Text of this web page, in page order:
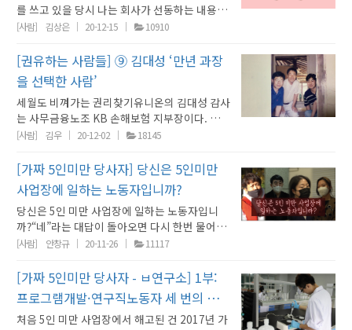
출연 하도록 되어 있습니다. 그래서 'PD와 계약
을 했다', '프로그램별로 계약을 했다' 이런 말이
인' 서명자를 보면 회사의 간부, 책임있는 간부
가 그 수임인입니다. 그래서 저는 프로그램별로
프로그램 PD와 계약을 한 게 아닌데 그런 주장
을 왜 하는지... 그러니까 결국에는 근로자성을
위장하려는 시도라고 생각할 수밖에 없는 상황
입니다. ● 그렇다면, 방송국이 프리랜서 아나운
는 심적으로만 느끼고 있던 건데 결국에는 책임
있게 고용을 하지 않기 위해서 값싸게 인력을 쓰
고 값싸게 버리기 위해서였다는 걸 지난해 4월
부터 제가 겪은 일들을 통해서 알았고 또 권리찾
기유니온을 통해서 여러 가지 공부를 하고 알고
깨닫게 되면서 결국에는 제 근로자성을 위장하
규직보다 많이 시키고 사실 정규직들은 또 일이
너무 많아지면 회사에 또 항의도 할 수 있고 조정
도 할 수 있는데 프리랜서들은 업무를 거부하는
순간 그 다음 업무는 사실 없다고 봐야 되거든요.
앞으로의 삶에서도 어떤 지침으로 삼을 수 있을
것 같아요. ● 마지막으로 하고 싶은 말씀이 있
라고 말씀하셨지만 정말 감사한 마음입니다. 권
리찾기유니온이 아니었다면 할 수 없는 경험들
이었습니다. 금전적인 부담을 덜어주신 것도 당
연히 감사하지만, 이 과정의 의미를 이해해주고
뜻을 함께해주는 사람과 단체가 있다는 게 정말
든든했어요. < 권리찾기에 나서다 > 1. 사업장
산업(유치원)○ 규모 : 5인 이상 10인 미만○ 지
역 : 부산 2. 당사자 정보 ○ 법률구제 분류 : 가짜
3.3 근로자지위확인 공동진정 13호○ 사건진행
: 부산지방고용노동청 부산북부고용지청 진정
○ 직종 : 학원강사(영어유치원강사)○ 근무 기
간 : 1년 3. 가짜 3.3 위장 ○ 계약의 형식 : 일반
세(3.3%)○ 위장유형 : 무작정형(A형)○ 위장수
법 : 근로계약서 작성하고도 사업소득세 신고 4.
근로기준 (Fact 코드) F1-5. [급여지급] 근무시
간이나 유급으로 처리되지 못하는 공짜노동을
났습니다. 모두가, 유소년 지도자 선생님들이 쉬
쉬하고 '좋은 게 좋은 거'라고 그냥 넘어가고 오
고 난 다음에 거꾸로 역행을 간다 하더라고요. 계
약서에 퇴직금이 없는 걸로 오히려 계약서를 쓰
라고. 현직에 종사하는 지도자 선생님들은 쓰라
고 하니까 안 쓸 수도 없는 부분이잖아요. 우리
유소년 지도자들 그나마 일했으면 퇴직금 정도
는 주게 해야한다고 생각합니다. 프로축구단에
이 프로답지 못하게 거꾸로 역행을 하는 현실이
안타까울 뿐입니다. 우리도 다 가정이 있고 생활
을 해야 하는 상황에서, 그런 문제가 해결 안 되
는데 어떻게 선수를 마음 놓고 편안하게 지도할
수가 있겠습니까? 1년 하고 나면 또 어떻게 될지
모르고, 또 1년 하고 나면 어떻게 될지 모르고.
도 있지만, 지금 현재 현직에 (몸) 담고 있는 프로
구단 유스 뿐만 아니고 온 사회가 조금 더 밝아지
고 좀 투명해졌으면 좋겠습니다. 그리고 제일 큰
고용불안 문제, 그런 부분에서 축구를 사랑하는
대보험 가입하는거 하고 3.3%가 있는데 이건 그
냥 세금을 바로 내 급여에서 바로 공제해버린다
생각을 했어요. 그러니까 원래는 3.3%가 프리랜
서인데, 저는 그렇게 생각을 안 하고 나는 여기
고용이 됐지만 내가 3.3%에 대한 (노동자로서)
세금을 낸다고 그렇게 생각을 했었죠. 그 다음에
수령액이 4대보험 가입 하게 되면 거의 한 10%
정도가 공제가 되잖아요. 3.3%는 그것만 공제하
차이가 굉장히 와닿아요. 당장은 3.3% 떼니까
내가 들어오는 돈이 많은 것 같지만 권리찾기 노
무사님한테 도움 받아서 프로그램 해서 설명을
쫙 들어보니까 너무나 많이 몰랐던 거예요. 그 연
장근무 수당이 얼마였고 국민연금 이런거 나중
에 수령해야되는 금액들 그런 거를 생각을 못하
울했었어요. 우리가 당장 3.3%(세금)만 낸다고
생각했는데 이렇게 많이 몰랐었구나 내가 내 양
심껏 열심히 일해줬는데 너무나 그게 아닌 거예
요. 권리찾기를 했는데 지금도 똑같은 일을 또 하
만들었다. 들러서 보겠느냐고 자신 있게 안내한
다. ‘띠띠띠띠’ 번호를 눌러 잠금을 풀고 사무실
문을 열어 보인다. 안에 화장실도 있고, 여러 명
이 앉아 회의도 할 수 있는 공간이다. 볕이 환하
게 쏟아지는 전망 좋은 사무실이 그동안 지하 휴
게실에 익숙했던 이들의 것이다. 창가에 ‘민주노
총 전국공공운수사회서비스노조 모범조직’이라
는 단체명패가 반짝인다. [사진 2] 엘지빌딩분회
단체명패 앞에서 민경남 사무장의 불끈 주먹 “현
분회를 찾아오는 다양한 동지들도 만났고. 그 추
위에 돈만 생각하면 못 할 활동이지. 저런 단체가
있구나. 그 힘으로 우리나라는 썩지 않고 이어가
는구나 싶었고.” 이민이나 가버리고 싶을 만큼
썩어빠진 나라라는 생각이었는데 서로 돕고 연
대하는 이들 속에서 희망을 보았다. 같이 먹고 자
올린다. “보안들과 충돌할 때도 조합원부터 보호
해줬지. 우리에겐 천사였지만 사측과는 무섭게
싸웠어. 옷이 다 찢어지고. 겨울이라 두터운 옷
이던 게 그나마 다행이었지.”대종상 영화제 수상
년 5월 11일이었다. 해고 노동자들은 5월 15일
부터 부당해고 철회 천막 농성장을 차렸다. 금호
물 앞이었다. 인천지방노동위원회(이하 인천지
노위) 부당해고 판정 한 달 뒤인 8월 14일엔 판
결문을 받아들고 서울고용노동청 본청 앞으로
갔다. 코로나19에 고용유지를 중요 과제로 삼겠
다며 “하나의 일자리도 반드시 지키겠다는 각오
로 함께할 것”이라던 정부에도 책임을 묻고 싶어
서였다. 원정 투쟁도 다녔다. 모기업인 아시아나
항공 본사 앞으로, 그 자회사인 아시아나에어포
트 앞으로, 아시아나케이오 바지사장 선종록 대
표 집 앞으로, … 차에 피켓을 싣고 다니며 “여기
서 했다, 저기서 했다” 유랑을 했다. 어디서 하면
더 타격이 되고 무엇을 하면 더 효과적일까. 끊임
방노동위에 이어 12월 중앙노동위에서도 아시
아나케이오의 해고는 부당하다는 판정을 내렸
다. 민주노총 공공운수노조 공항항만운송본부
아시아나케이오지부 김계월 지부장은 조금 기대
해 주겠다며 따라 나왔다. 경찰의 태도가 180도
달라진 이유는 아는 선배가 구로 경찰서 강력팀
소일은 이런 거구나, 밑바닥 사람을 짓밟는구나,
이 나라가 더러운 나라구나, 우리를 돌봐줄 경찰
은 아무 일도 아니라고 넘기려다가 빽이 있으니
바뀌는구나.' 경험과 성찰의 시간을 경유하고 엘
지로 왔다. 이번엔 알게 또 모르게 갑질을 당해야
했다. 소장이 뭐라고 해도 죄인처럼 고개도 못 들
는 100명도 넘는데 왜 노조를 못 만들고 당하기
만 하고 사나?' 싶은 나날이었다. "제순 씨, 우리
노조 만들면 안 돼?""합시다. 어떻게든 합시
다."동료인 박소영이 식당에서 말하자마자 바로
답이 튀어나왔다. '이래도 짤리고 저래도 짤리는
인생. 정년 11년에 노조 한 번 해보고 죽자'는 마
음이었다.사측 모르게 40여 명을 모으고 민주노
총의 담당자를 불러서 휴게소에서 만났다. 소장
은 손을 벌벌 떨고 회사는 난리가 났다. 몸이 아
파서 눕기라도 하면 "씨*년들 일도 못 하는 년들
사람도, 이론과 글이 되는 드문 인물이라며 높이
사는 사람도 하나같이 같은 평가를 한다. 교수연
가’라는 것이다. 반면교사로 인생 역전 주변에서
‘빵 체질’인 사람을 목격하곤 한다. 규칙적으로
먹고 자고 운동하며 오히려 푹 쉬고 나왔다는 뻥
을 치며 웃는 경우다. 임순광은 사주를 보면 역마
살, 도화살 이런 거 대신 ‘농성살’이라고 나오지
않을까 싶게 ‘농성 체질’인데. 부조리한 사회에
학교 때부터 자료를 찾아보며 ‘이걸 공부해 보고
싶다’는 생각으로 사회학과를 자발적으로 선택
했다지만. 아무래도 반골 기질이 빛을 발하기 시
작한 건 고등학교 시절이지 싶다. 경북 전역에서
공부 좀 한다는 아이들이 모이는 학교였다. 명문
이라며 재수생이 대기하는 학교. 특수반을 두어
에 2~3명은 정신과 치료를 받는 환자가 나오는
학교였다. 급기야 고1이던 10월에 중학교 때 전
교학생회장이던 짝이 자살하는 충격적 현실을
치고 죽는 것까지 차별받아야 한다니 인간적으
로 소외감과 인간으로 권리를 못 받는다니 참담
이 많아지게 될 텐데요, 고통받을 근로자들을 생
각하면 슬프고 마음이 아픕니다.” - 가짜 5인미
만 고발 당사자의 기자회견 발언 中 - 1월 8일 기
자회견에는 전국의 가짜 5인미만 고발 당사자들
이 음성 녹음으로 참여했다. 가짜 5인미만 사업
장의 실태가 어떠한지 고발하며 이번 중대재해
것을 규탄하기 위함이었다. 기자회견에 참여한
전국의 가짜 5인미만 사업장 고발 당사자들의
음성 녹음을 영상에 담았다. 중대재해기업처벌
법 적용 대상에 5인미만 사업장이 제외되어 ‘가
짜 5인미만 사업장’이 확산되면 어떤 일이 발생
하는지 당사자들의 목소리로 직접 들어보자. 아
를 받아 볼 수 있습니다. 보도자료에는 긴급 기자
회견 현장에 울려 퍼진가짜 5인미만 사업장 고
발 당사자들의 목소리가 녹취록으로 담겨 있습
온 엘지트윈타워 청소노동자들이 12월 31일자
로 집단해고 된다.하청 용역 업체와의 계약을 해
다.약 1년 전 노동조합을 결성한 것이 계약 해지
와 고용승계 거부의 이유로 보인다. 청소노동자
들은 파업을 선언하고 건물 로비에서 노숙 농성
을 이어나가고 있다.‘내년에도 일할 수 있게’ 라
고 말하며, 추운 겨울밤 차디찬 건물 로비 바닥에
서 눈을 붙인다. 12월 24일, 엘지트윈타워조금
를 영상에 담았다.영상 | 글안창규, 노승혁, 박의
현권리찾기유니온
를 쓰고 있을 당시 나는 회사가 선동하는 내용에
일일이 증거를 첨부해가며 강하게 반박했다. 이
증거자료를 한 데 모아 담당 노무사에게 전달했
다. 담당노무사는 추가적으로 몇 가지를 물어봤
고, 일주일 뒤 새롭게 쓴 이유서2를 건네줬다. 노
무사는 최소한의 증거만 첨부한 채 간략하고 깔
끔하게 의사전달을 하는 글로 바꿔놓았다. 법리
적으로 우리가 유리하니 감정적으로 대응할 필
모두 읽고 선동과 날조에 능숙한 사람들임을 금
세 알아봤다. 노무사 말로는 이런 경우, 사측에
일일이 대응하지 말고 반증을 제시하는 방식으
로 그들의 주장이 거짓말임이 드러나게 하는 것
이 훨씬 효과적이라는 설명이었다. 일단 사측의
반응을 기다려보기로 했다. 며칠 뒤 담당노무사
통화를 했는데 사측 대리인이 노무사를 선임했
냐며 깜짝 놀라는 눈치라고 했다. 우리 노무사님
또 다시 상대의 패를 간파했다. “아마 노무사 없
이 구제신청을 해서 힘으로 어떻게 해보려는 심
[사람] 김상은 20-12-15 10910
[권유하는 사람들] ⑨ 김대성 ‘만년 과장
을 선택한 사람’
세월도 비껴가는 권리찾기유니온의 김대성 감사
는 사무금융노조 KB 손해보험 지부장이다. 회사
에서 30년 왕따 인생에 노조위원장이라니 인생
감사에게 회사는 한 손엔 채찍을, 다른 손엔 당근
을 들었다. 김 감사랑 얘기하는 사람은 윗선이
‘불러서 1시간씩 깨니까’ 누구도 김 감사와 밥을
먹지 않았다. 회사는 87년 노조위원장을 부당해
고했다가 복직시켜야 했던 아픈 학습을 했다. 김
감사를 해고하기보다 나가게 하려는 시도가 바
리일 때 차장을 시켜주겠다고 제안했다. 지금이
야 사원, 대리, 과장 직대, 과장, 차장 모두 조합
원이지만 당시에 차장은 노조원이 될 수 없었다.
차장 줄게, 너의 노조원 자격 다오. 활동 그만하
[사람] 김우 20-12-02 18145
[가짜 5인미만 당사자] 당신은 5인미만
사업장에 일하는 노동자입니까?
당신은 5인 미만 사업장에 일하는 노동자입니
까?“네”라는 대답이 돌아오면 다시 한번 물어보
자. 당신은 근로근준법에 보호를 받고 계십니까?
다.하지만 정답은 “당신이 5인 미만 사업장에서
일하고 있는 노동자라면 근로기준법에 보호를
받지 못합니다” 이다. 5인 미만 사업장에서 일하
는 노동자의 수가 정부 추산 350만 명이다. 정부
[사람] 안창규 20-11-26 11117
[가짜 5인미만 당사자 - ㅂ연구소] 1부:
프로그램개발·연구직노동자 세 번의 해
고일기
처음 5인 미만 사업장에서 해고된 건 2017년 가